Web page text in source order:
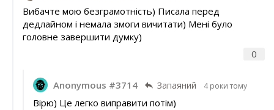
0
Вибачте мою безграмотність) Писала перед
дедлайном і немала змоги вичитати) Мені було
головне завершити думку)
Anonymous #3714 Запаяний 4 роки тому
Вірю) Це легко виправити потім)